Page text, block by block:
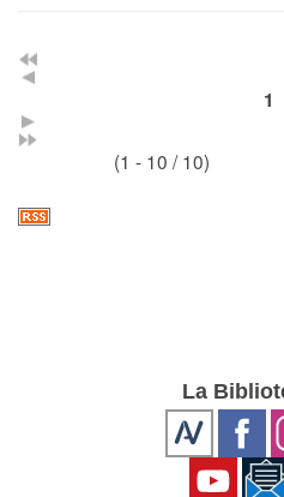
1
(1 - 10 / 10)
La